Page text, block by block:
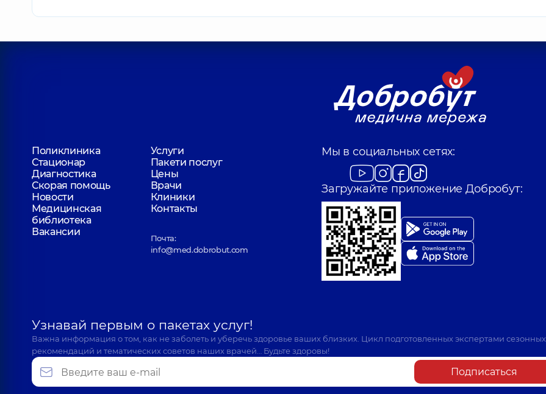
Поликлиника
Услуги
Стационар
Пакети послуг
Диагностика
Цены
Скорая помощь
Врачи
Новости
Клиники
Медицинская
библиотека
Контакты
Вакансии
Почта:
info@med.dobrobut.com
Мы в социальных сетях:
Загружайте приложение Добробут:
Узнавай первым о пакетах услуг!
Важна информация о том, как не заболеть и уберечь здоровье ваших близких. Цикл подготовленных экспертами сезонных
рекомендаций и тематических советов наших врачей… Будьте здоровы!
Подписаться